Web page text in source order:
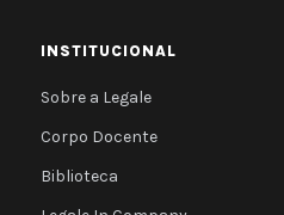
INSTITUCIONAL
Sobre a Legale
Corpo Docente
Biblioteca